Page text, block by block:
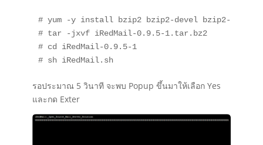
# yum -y install bzip2 bzip2-devel bzip2-libs
# tar -jxvf iRedMail-0.9.5-1.tar.bz2
# cd iRedMail-0.9.5-1
# sh iRedMail.sh
รอประมาณ 5 วินาที จะพบ Popup ขึ้นมาให้เลือก Yes
และกด Exter